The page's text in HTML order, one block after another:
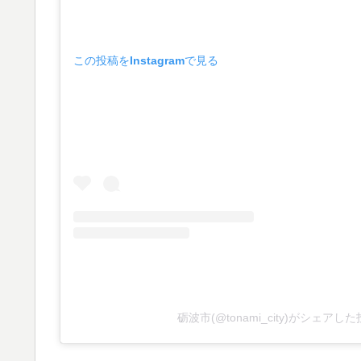
この投稿をInstagramで見る
砺波市(@tonami_city)がシェアした